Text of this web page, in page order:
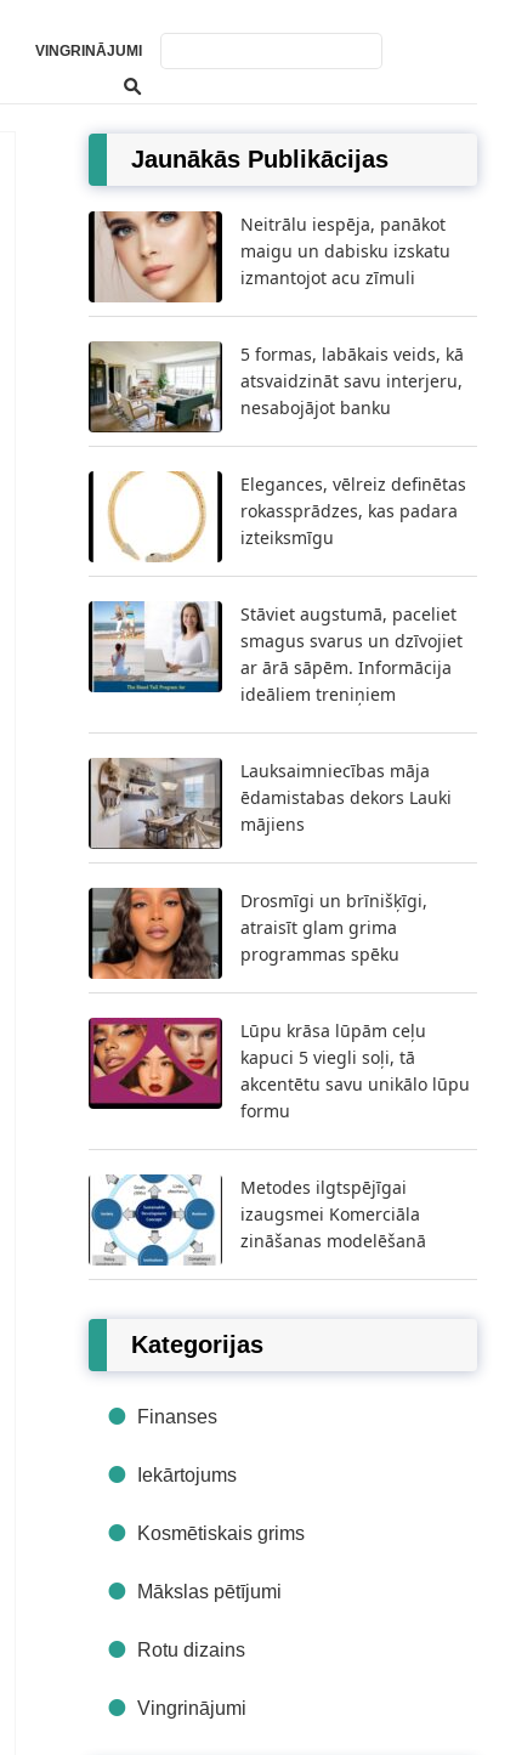
VINGRINĀJUMI
Jaunākās Publikācijas
Neitrālu iespēja, panākot
maigu un dabisku izskatu
izmantojot acu zīmuli
5 formas, labākais veids, kā
atsvaidzināt savu interjeru,
nesabojājot banku
Elegances, vēlreiz definētas
rokassprādzes, kas padara
izteiksmīgu
Stāviet augstumā, paceliet
smagus svarus un dzīvojiet
ar ārā sāpēm. Informācija
ideāliem treniņiem
Lauksaimniecības māja
ēdamistabas dekors Lauki
mājiens
Drosmīgi un brīnišķīgi,
atraisīt glam grima
programmas spēku
Lūpu krāsa lūpām ceļu
kapuci 5 viegli soļi, tā
akcentētu savu unikālo lūpu
formu
Metodes ilgtspējīgai
izaugsmei Komerciāla
zināšanas modelēšanā
Kategorijas
Finanses
Iekārtojums
Kosmētiskais grims
Mākslas pētījumi
Rotu dizains
Vingrinājumi